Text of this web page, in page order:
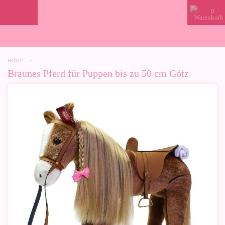
0
HOME >
Braunes Pferd für Puppen bis zu 50 cm Götz